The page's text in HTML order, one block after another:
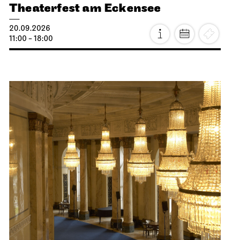
Theaterfest am Eckensee
20.09.2026
11:00 - 18:00